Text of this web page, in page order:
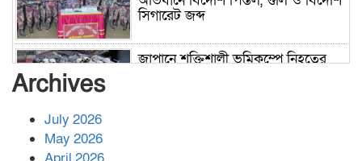
সিগারেট জব্দ
জাপানে শক্তিশালী ভূমিকম্পে নিহতের
Archives
July 2026
May 2026